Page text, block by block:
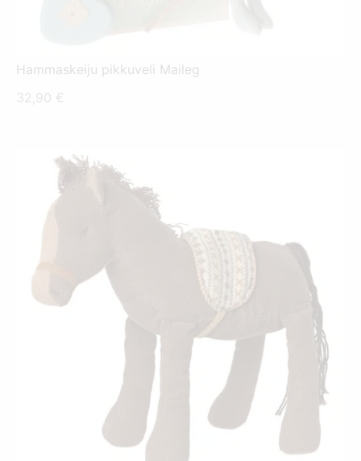
Hammaskeiju pikkuveli Maileg
32,90 €